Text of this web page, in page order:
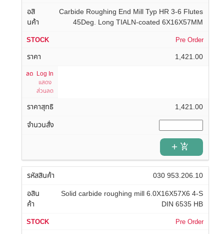
Carbide Roughing End Mill Typ HR 3-6 Flutes
45Deg. Long TIALN-coated 6X16X57MM
Pre Order
1,421.00
Log In
แสดง
ส่วนลด
1,421.00
add_shopping_cart
030 953.206.10
Solid carbide roughing mill 6.0X16X57X6 4-S
DIN 6535 HB
Pre Order